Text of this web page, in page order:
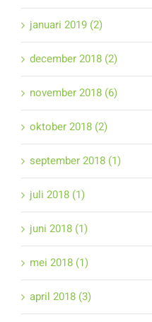
januari 2019 (2)
december 2018 (2)
november 2018 (6)
oktober 2018 (2)
september 2018 (1)
juli 2018 (1)
juni 2018 (1)
mei 2018 (1)
april 2018 (3)